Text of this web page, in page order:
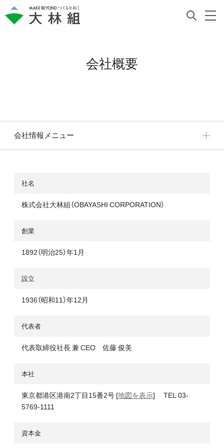
会社概要
会社情報メニュー
社名
株式会社大林組（OBAYASHI CORPORATION）
創業
1892（明治25）年1月
設立
1936（昭和11）年12月
代表者
代表取締役社長 兼 CEO 佐藤 俊美
本社
東京都港区港南2丁目15番2号 [地図を表示] TEL 03-
5769-1111
資本金